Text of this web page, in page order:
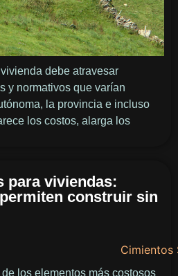
debe atravesar
y normativos que varían
la provincia e incluso
los costos, alarga los
para viviendas:
construir sin
los elementos más costosos